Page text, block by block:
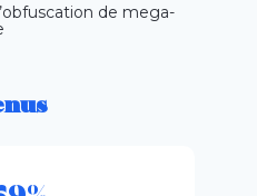
de mega-